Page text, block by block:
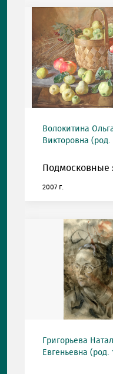
Волокитина
Викторовна (род.
Подмосковные
2007 г.
Григорьева
Евгеньевна (род.